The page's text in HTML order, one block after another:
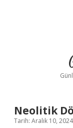
Neolitik
Tarih: Aralık 10, 2024